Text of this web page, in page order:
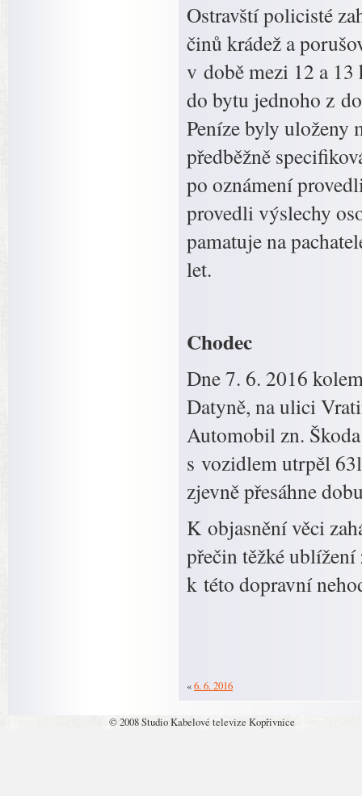
Ostravští policisté
činů krádež a
v době mezi 12 a
do bytu jednoho z
Peníze byly uloženy
předběžně
po oznámení
provedli výslechy
pamatuje na
let.
Chodec
Dne 7. 6. 2016
Datyně, na ulici
Automobil zn.
s vozidlem utrpěl
zjevně přesáhne
K objasnění věci
přečin těžké
k této dopravní
«6. 6. 2016
© 2008 Studio Kabelové televize Kopřivnice